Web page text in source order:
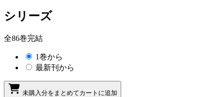
シリーズ
全86巻完結
1巻から
最新刊から
未購入分をまとめてカートに追加